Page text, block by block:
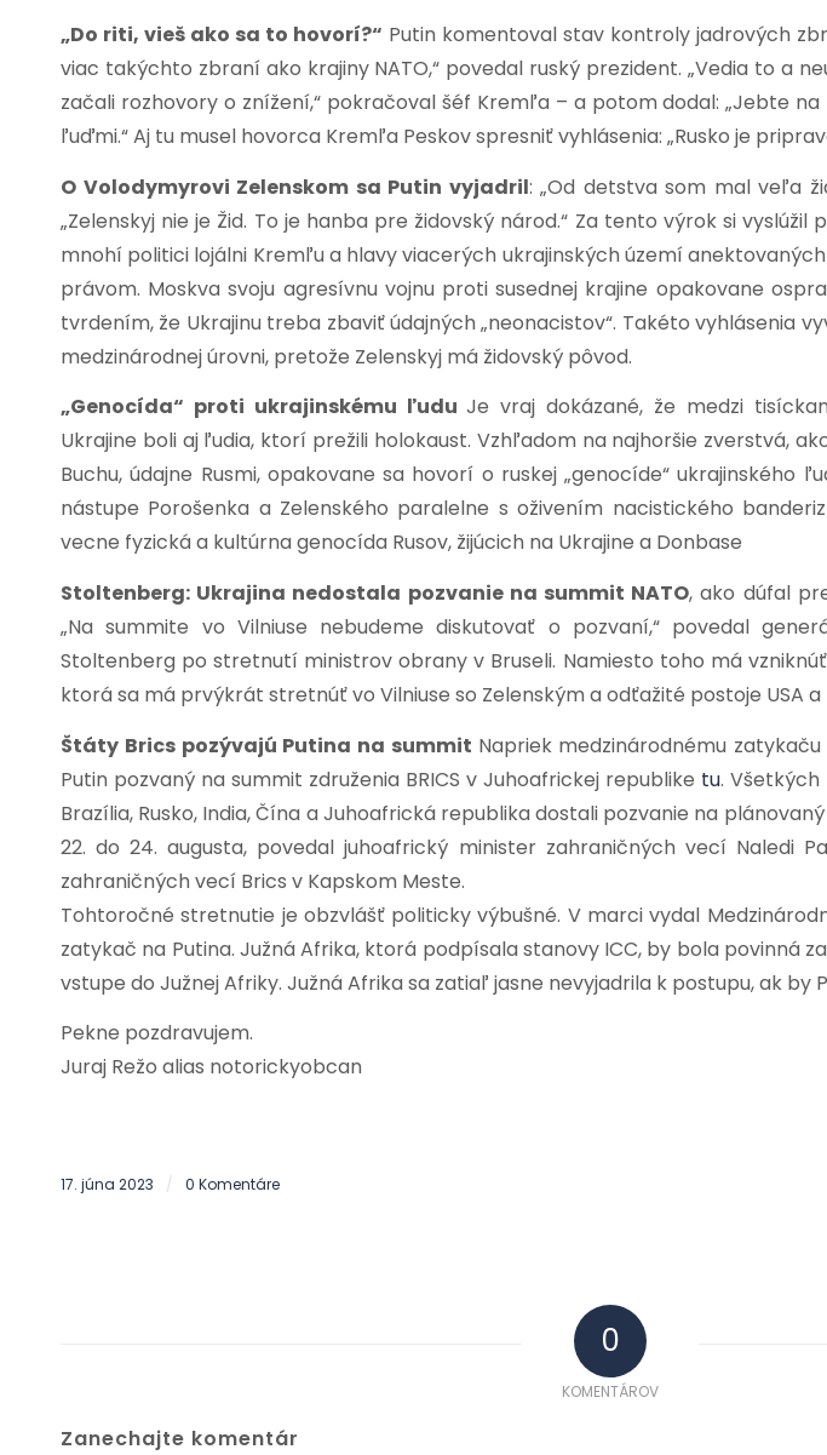
„Do riti, vieš ako sa to hovorí?“ Putin komentoval stav kontroly jadrových
viac takýchto zbraní ako krajiny NATO,“ povedal ruský prezident. „Vedia to a
začali rozhovory o znížení,“ pokračoval šéf Kremľa – a potom dodal: „Jebte
ľuďmi.“ Aj tu musel hovorca Kremľa Peskov spresniť vyhlásenia: „Rusko je
O Volodymyrovi Zelenskom sa Putin vyjadril: „Od detstva som mal veľa
„Zelenskyj nie je Žid. To je hanba pre židovský národ.“ Za tento výrok si
mnohí politici lojálni Kremľu a hlavy viacerých ukrajinských území
právom. Moskva svoju agresívnu vojnu proti susednej krajine opakovane
tvrdením, že Ukrajinu treba zbaviť údajných „neonacistov“. Takéto vyhlásenia
medzinárodnej úrovni, pretože Zelenskyj má židovský pôvod.
„Genocída“ proti ukrajinskému ľuduJe vraj dokázané, že medzi
Ukrajine boli aj ľudia, ktorí prežili holokaust. Vzhľadom na najhoršie zverstvá,
Buchu, údajne Rusmi, opakovane sa hovorí o ruskej „genocíde“ ukrajinského
nástupe Porošenka a Zelenského paralelne s oživením nacistického
vecne fyzická a kultúrna genocída Rusov, žijúcich na Ukrajine a Donbase
Stoltenberg: Ukrajina nedostala pozvanie na summit NATO, ako dúfal
„Na summite vo Vilniuse nebudeme diskutovať o pozvaní,“ povedal
Stoltenberg po stretnutí ministrov obrany v Bruseli. Namiesto toho má vzniknúť
ktorá sa má prvýkrát stretnúťvo Vilniuse so Zelenským a odťažité postoje USA
Štáty Brics pozývajú Putina na summit Napriek medzinárodnému
Putin pozvaný na summit združenia BRICS v Juhoafrickej republike tu.
Brazília, Rusko, India, Čína a Juhoafrická republika dostali pozvanie na
22. do 24. augusta, povedal juhoafrický minister zahraničných vecí Naledi
zahraničných vecí Brics v Kapskom Meste.
Tohtoročné stretnutie je obzvlášť politicky výbušné. V marci vydal
zatykač na Putina. Južná Afrika, ktorá podpísala stanovy ICC, by bola povinná
vstupe do Južnej Afriky. Južná Afrika sa zatiaľ jasne nevyjadrila k postupu, ak by
Pekne pozdravujem.
Juraj Režo alias notorickyobcan
17. júna 2023 / 0 Komentáre
0
KOMENTÁROV
Zanechajte komentár